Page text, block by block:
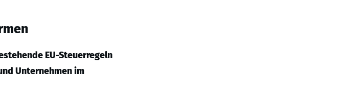
EU-Steuerregeln
Unternehmen im